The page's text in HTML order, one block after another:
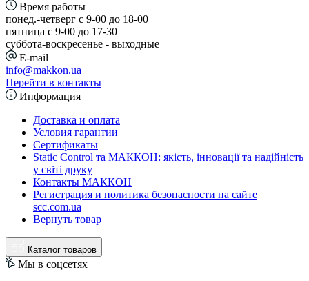
Время работы
понед.-четверг с 9-00 до 18-00
пятница с 9-00 до 17-30
cуббота-воскресенье - выходные
E-mail
info@makkon.ua
Перейти в контакты
Информация
Доставка и оплата
Условия гарантии
Сертификаты
Static Control та МАККОН: якість, інновації та надійність
у світі друку
Контакты МАККОН
Регистрация и политика безопасности на сайте
scc.com.ua
Вернуть товар
Каталог товаров
Мы в соцсетях